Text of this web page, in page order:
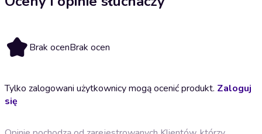
Brak ocenBrak ocen
Tylko zalogowani użytkownicy mogą ocenić produkt. Zaloguj
się